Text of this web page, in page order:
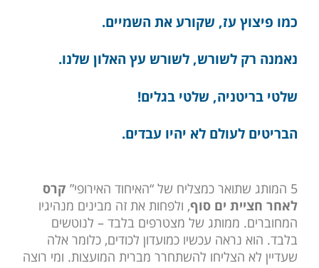
כמו פיצוץ עז, שקורע את השמיים.
נאמנה רק לשורש, לשורש עץ האלון שלנו.
שלטי בריטניה, שלטי בגלים!
הבריטים לעולם לא יהיו עבדים.
5 המותג שתואר כמצליח של “האיחוד האירופי”
קרס
לאחר חציית ים סוף, ולפחות את זה מבינים מנהיגיו
המחוברים. ממותג של מצטרפים בלבד – לנוטשים
בלבד. הוא נראה עכשיו כמועדון לכודים, כלומר אלה
שעדיין לא הצליחו להשתחרר מברית המועצות. ומי רוצה